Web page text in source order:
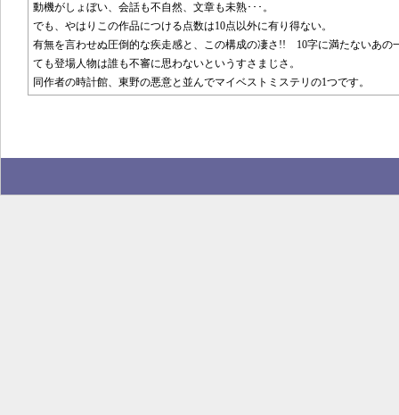
動機がしょぼい、会話も不自然、文章も未熟･･･。
でも、やはりこの作品につける点数は10点以外に有り得ない。
有無を言わせぬ圧倒的な疾走感と、この構成の凄さ!! 10字に満たないあの
ても登場人物は誰も不審に思わないというすさまじさ。
同作者の時計館、東野の悪意と並んでマイベストミステリの1つです。